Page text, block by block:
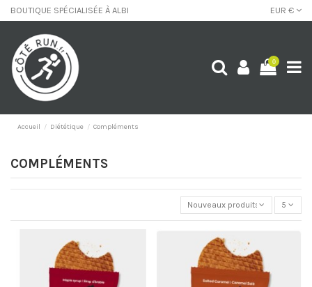
BOUTIQUE SPÉCIALISÉE À ALBI EUR €
0
Accueil Diététique Compléments
COMPLÉMENTS
Nouveaux produits 5